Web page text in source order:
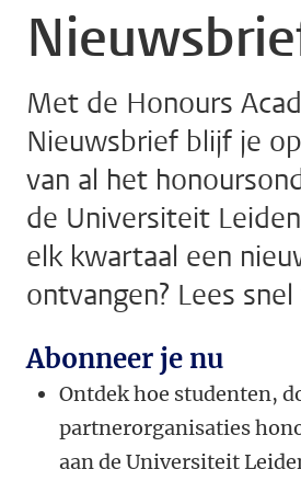
Met de Honours
Nieuwsbrief blijf je
van al het
de Universiteit
elk kwartaal een
ontvangen? Lees
Abonneer je nu
Ontdek hoe studenten,
partnerorganisaties
aan de Universiteit